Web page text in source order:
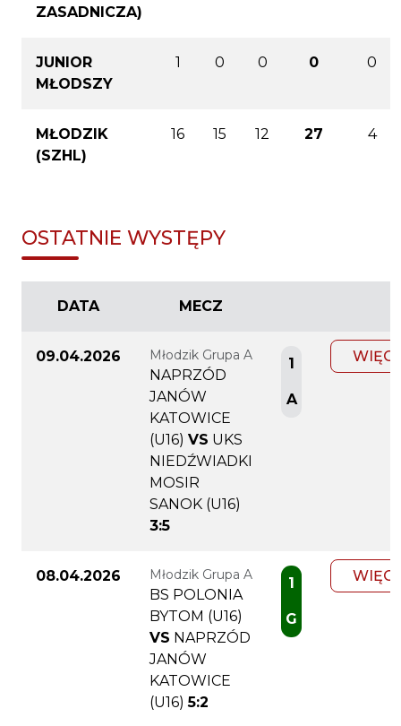
ZASADNICZA)
JUNIOR
MŁODSZY
1 0 0 0 0
MŁODZIK
(SZHL)
16 15 12 27 4
OSTATNIE WYSTĘPY
DATA MECZ
09.04.2026 Młodzik Grupa A
NAPRZÓD
JANÓW
KATOWICE
(U16) VS UKS
NIEDŹWIADKI
MOSIR
SANOK (U16)
3:5
1
A
08.04.2026 Młodzik Grupa A
BS POLONIA
BYTOM (U16)
VS NAPRZÓD
JANÓW
KATOWICE
(U16) 5:2
1
G